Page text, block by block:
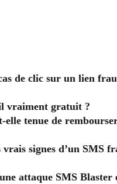
de clic sur un lien
vraiment gratuit ?
elle tenue de
vrais signes d’un SMS
attaque SMS Blaster